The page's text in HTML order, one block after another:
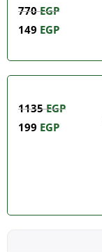
770EGP
149 EGP
1135EGP
199 EGP